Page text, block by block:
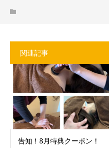
関連記事
告知！8月特典クーポン！